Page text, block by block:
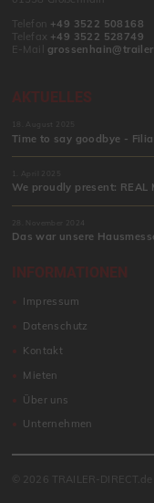
Telefon +49 3522 508168
Telefax +49 3522 528749
E-Mail
AKTUELLES
18. August 2025
Time to say goodbye -
1. April 2025
We proudly present: REAL
28. November 2024
Das war unsere
INFORMATIONEN
Impressum
Datenschutz
Kontakt
Mieten
Über uns
Unternehmen
© 2026 TRAILER-